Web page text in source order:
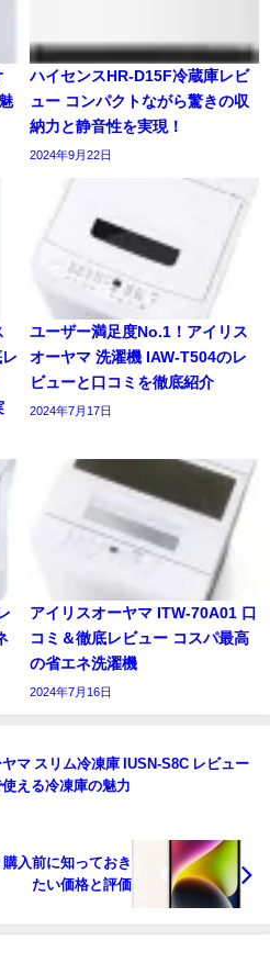
ハイセンスHR-D15F冷蔵庫レビ
ュー コンパクトながら驚きの収
納力と静音性を実現！
2024年9月22日
ユーザー満足度No.1！アイリス
オーヤマ 洗濯機 IAW-T504のレ
ビューと口コミを徹底紹介
2024年7月17日
アイリスオーヤマ ITW-70A01 口
コミ＆徹底レビュー コスパ最高
の省エネ洗濯機
2024年7月16日
マ スリム冷凍庫 IUSN-S8C レビュー
える冷凍庫の魅力
入前に知っておき
たい価格と評価